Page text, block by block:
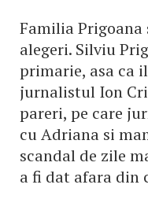
Familia Prigoana
alegeri. Silviu
primarie, asa ca
jurnalistul Ion
pareri, pe care
cu Adriana si
scandal de zile
a fi dat afara din